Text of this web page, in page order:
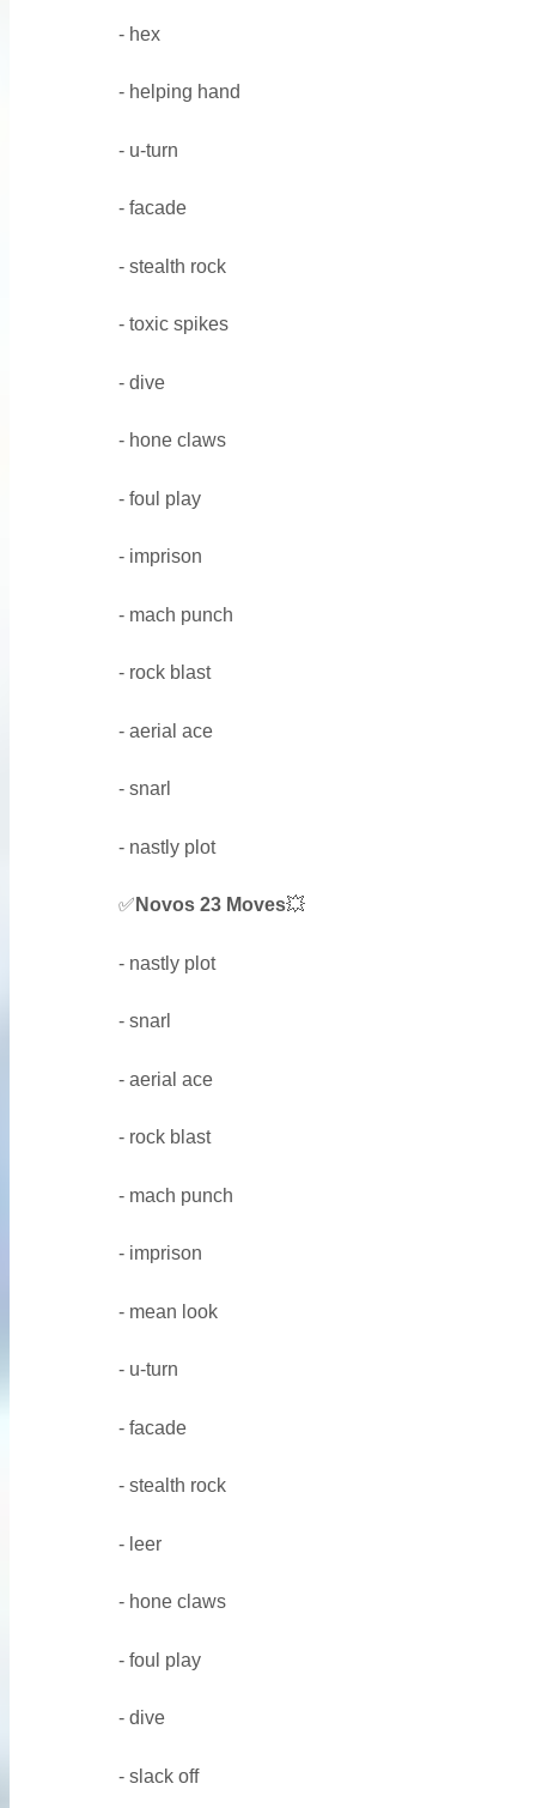
- hex
- helping hand
- u-turn
- facade
- stealth rock
- toxic spikes
- dive
- hone claws
- foul play
- imprison
- mach punch
- rock blast
- aerial ace
- snarl
- nastly plot
✅ Novos 23 Moves💥
- nastly plot
- snarl
- aerial ace
- rock blast
- mach punch
- imprison
- mean look
- u-turn
- facade
- stealth rock
- leer
- hone claws
- foul play
- dive
- slack off